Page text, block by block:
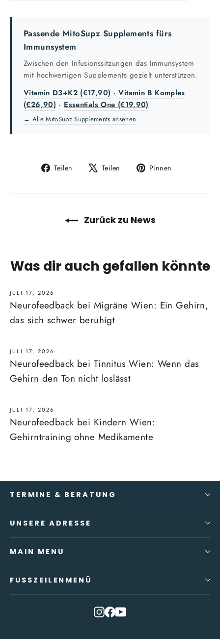
Passende MitoSupz Supplements fürs
Immunsystem
Zwischen den Infusionssitzungen das Immunsystem
mit hochwertigen Supplements gezielt unterstützen.
Vitamin D3+K2 (€17,90) ·Vitamin B Komplex
(€26,90) · Essentials One (€19,90)
→ Alle MitoSupz Supplements ansehen
Teilen
Auf
teilen
Teilen
Auf
twittern
Pinnen
pinnen
Zurück zu News
Was dir auch gefallen könnte
JULI 17, 2026
Neurofeedback bei Migräne Wien: Ein Gehirn,
das sich schwer beruhigt
JULI 17, 2026
Neurofeedback bei Tinnitus Wien: Wenn das
Gehirn den Ton nicht loslässt
JULI 17, 2026
Neurofeedback bei Kindern Wien:
Gehirntraining ohne Medikamente
TERMINE & BERATUNG
UNSERE ADRESSE
MAIN MENU
FUSSZEILENMENÜ
Instagram
Facebook
YouTube